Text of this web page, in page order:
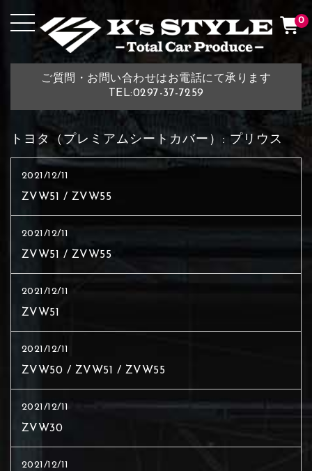
ご質問・お問い合わせはお電話にて承ります
TEL:0297-37-7259
0
トヨタ（プレミアムシートカバー）: プリウス
2021/12/11
ZVW51 / ZVW55
2021/12/11
ZVW51 / ZVW55
2021/12/11
ZVW51
2021/12/11
ZVW50 / ZVW51 / ZVW55
2021/12/11
ZVW30
2021/12/11